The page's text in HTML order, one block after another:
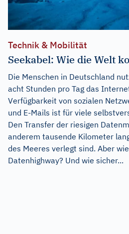
Technik & Mobilität
Seekabel: Wie die Welt
Die Menschen in Deutschland
acht Stunden pro Tag das
Verfügbarkeit von sozialen
und E-Mails ist für viele
Den Transfer der riesigen
anderem tausende Kilometer
des Meeres verlegt sind. Aber
Datenhighway? Und wie sicher...